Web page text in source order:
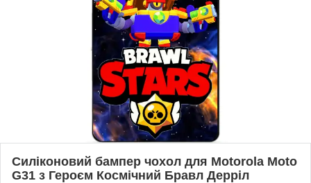
Силіконовий бампер чохол для Motorola Moto
G31 з Героєм Космічний Бравл Дерріл